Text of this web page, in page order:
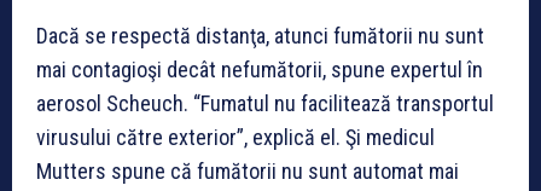
Dacă se respectă distanţa, atunci fumătorii nu sunt
mai contagioşi decât nefumătorii, spune expertul în
aerosol Scheuch. “Fumatul nu facilitează transportul
virusului către exterior”, explică el. Şi medicul
Mutters spune că fumătorii nu sunt automat mai